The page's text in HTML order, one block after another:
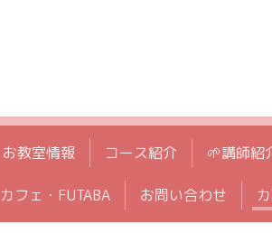
お教室情報 コース紹介 🌱講師紹
カフェ・FUTABA お問い合わせ